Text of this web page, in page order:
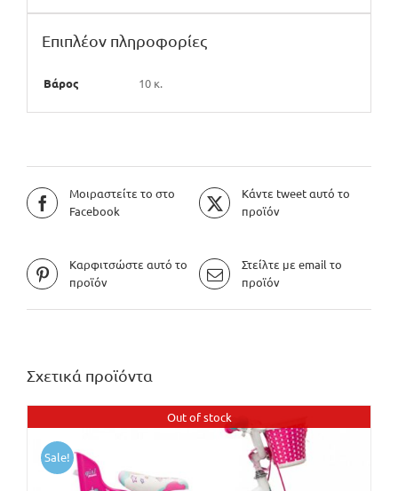
Επιπλέον πληροφορίες
Βάρος 10 κ.
Μοιραστείτε το στο
Facebook
Κάντε tweet αυτό το
προϊόν
Καρφιτσώστε αυτό το
προϊόν
Στείλτε με email το
προϊόν
Σχετικά προϊόντα
Out of stock
Sale!